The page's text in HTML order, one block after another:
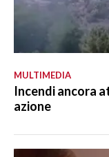
MULTIMEDIA
Incendi ancora
azione